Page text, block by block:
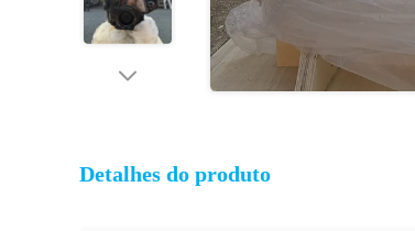
Detalhes do produto